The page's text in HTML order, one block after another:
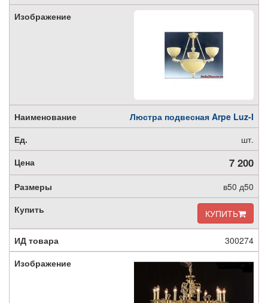
Люстра подвесная Arpe Luz-I
шт.
7 200
в50 д50
КУПИТЬ
300274